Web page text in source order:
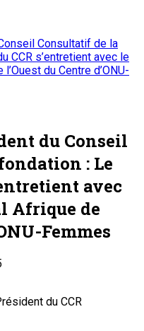
Consultatif de la
CCR s’entretient avec le
du Centre d’ONU-
du Conseil
: Le
avec
Afrique de
Femmes
du CCR